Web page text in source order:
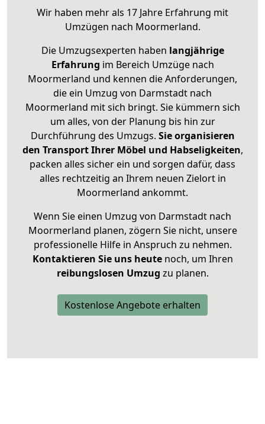
Wir haben mehr als 17 Jahre Erfahrung mit
Umzügen nach Moormerland.
Die Umzugsexperten haben langjährige
Erfahrung im Bereich Umzüge nach
Moormerland und kennen die Anforderungen,
die ein Umzug von Darmstadt nach
Moormerland mit sich bringt. Sie kümmern sich
um alles, von der Planung bis hin zur
Durchführung des Umzugs. Sie organisieren
den Transport Ihrer Möbel und Habseligkeiten,
packen alles sicher ein und sorgen dafür, dass
alles rechtzeitig an Ihrem neuen Zielort in
Moormerland ankommt.
Wenn Sie einen Umzug von Darmstadt nach
Moormerland planen, zögern Sie nicht, unsere
professionelle Hilfe in Anspruch zu nehmen.
Kontaktieren Sie uns heutenoch, um Ihren
reibungslosen Umzug zu planen.
Kostenlose Angebote erhalten